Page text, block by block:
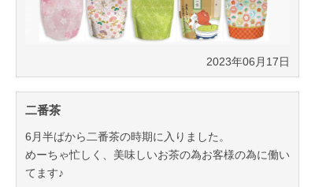
2023年06月17日
二番茶
6月半ばから二番茶の時期に入りました。
めーちゃ忙しく、美味しいお茶の為お客様の為に働い
てます♪